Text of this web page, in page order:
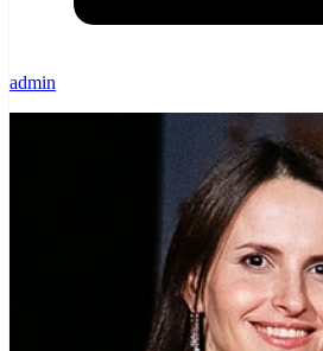
admin